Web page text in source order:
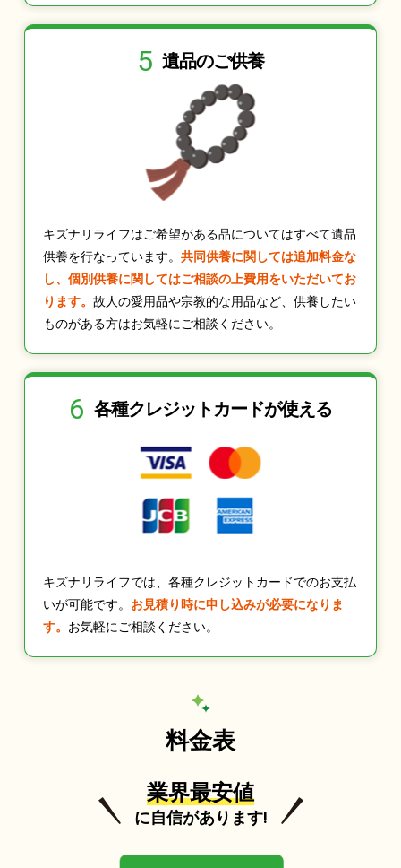
5 遺品のご供養
キズナリライフはご希望がある品についてはすべて遺品
供養を行なっています。 共同供養に関しては追加料金な
し、個別供養に関してはご相談の上費用をいただいてお
ります。 故人の愛用品や宗教的な用品など、供養したい
ものがある方はお気軽にご相談ください。
6 各種クレジットカードが使える
キズナリライフでは、各種クレジットカードでのお支払
いが可能です。 お見積り時に申し込みが必要になりま
す。 お気軽にご相談ください。
料金表
業界最安値
に自信があります!